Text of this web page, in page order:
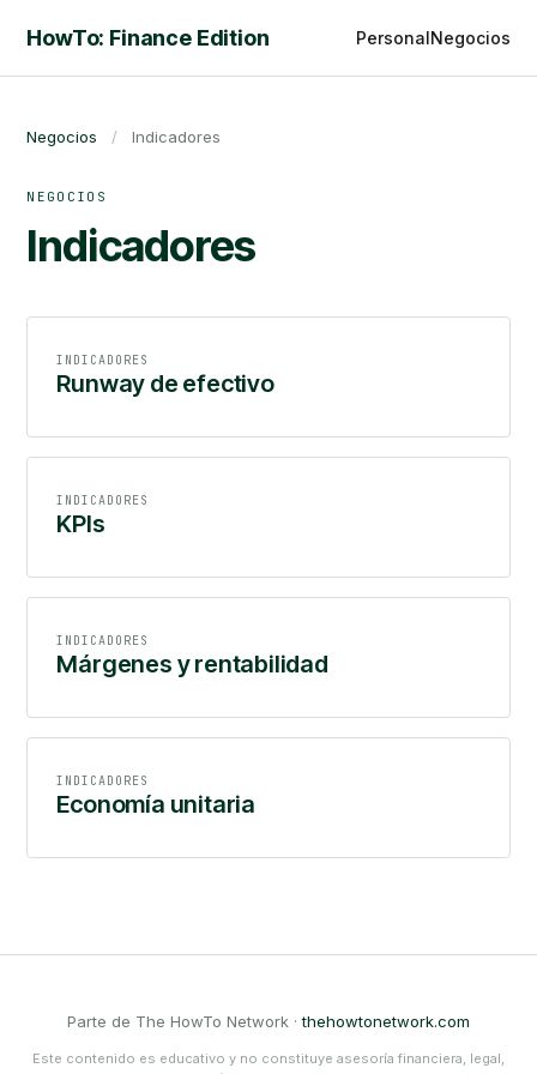
HowTo: Finance Edition PersonalNegocios
Negocios / Indicadores
NEGOCIOS
Indicadores
INDICADORES
Runway de efectivo
INDICADORES
KPIs
INDICADORES
Márgenes y rentabilidad
INDICADORES
Economía unitaria
Parte de The HowTo Network ·thehowtonetwork.com
Este contenido es educativo y no constituye asesoría financiera, legal,